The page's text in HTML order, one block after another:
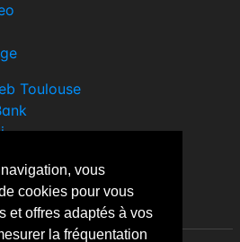
vous
cookies pour vous
et offres adaptés à vos
la fréquentation
Toulouse